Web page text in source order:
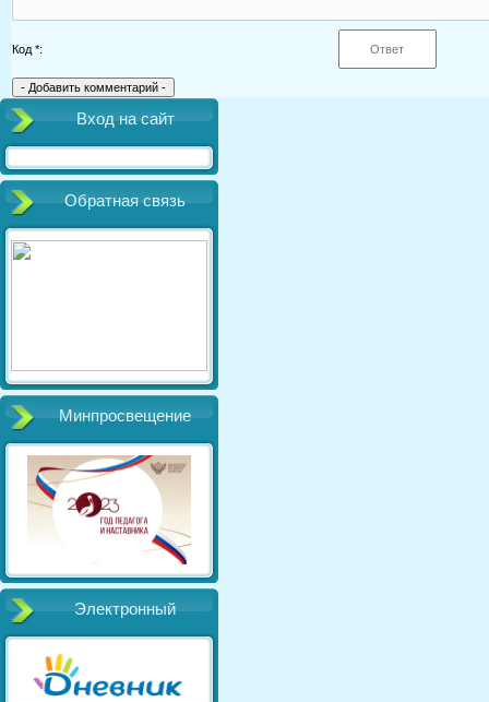
Код *:
Вход на сайт
Обратная связь
Минпросвещение
Электронный